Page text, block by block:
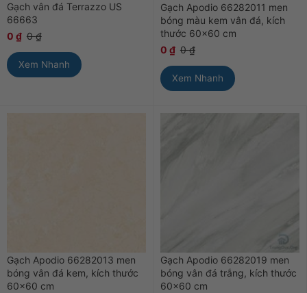
Gạch vân đá Terrazzo US
66663
0 ₫ 0₫
Xem Nhanh
Gạch Apodio 66282011 men
bóng màu kem vân đá, kích
thước 60×60 cm
0 ₫ 0₫
Xem Nhanh
Gạch Apodio 66282013 men
bóng vân đá kem, kích thước
60×60 cm
Gạch Apodio 66282019 men
bóng vân đá trắng, kích thước
60×60 cm